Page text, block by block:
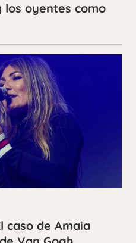
los oyentes como
caso de Amaia